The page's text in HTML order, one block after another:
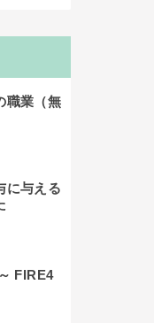
職業（無
に与える
FIRE4